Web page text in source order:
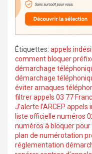
Étiquettes: appels
comment bloquer
démarchage
démarchage
éviter arnaques
filtrer appels 03 77
J’alerte l’ARCEP appels
liste officielle numéros
numéros à bloquer
plan de numérotation
réglementation